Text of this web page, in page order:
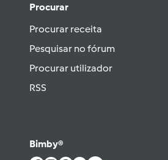
Procurar
Procurar receita
Pesquisar no fórum
Procurar utilizador
RSS
Bimby®